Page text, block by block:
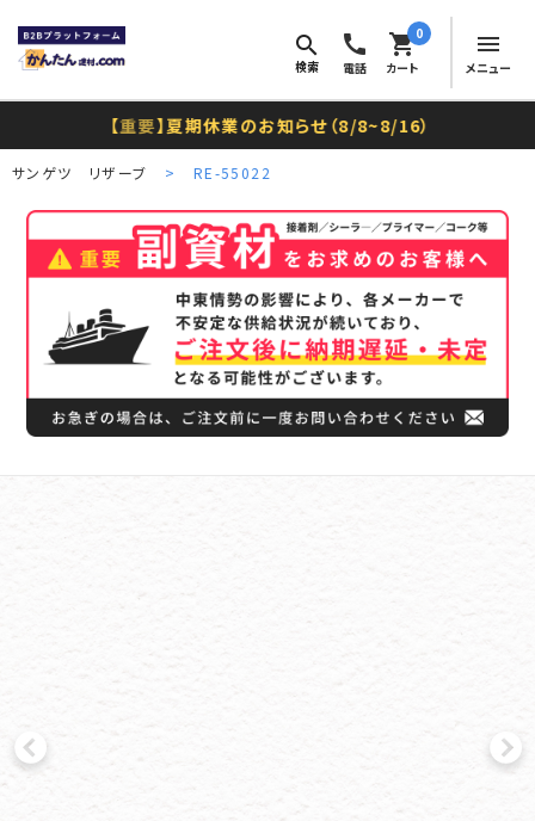
search
検索
call
電話
0
shopping_cart
カート
menu
メニュー
重要】夏期休業のお知らせ（8/8~8/16）
サンゲツ リザーブ RE-55022